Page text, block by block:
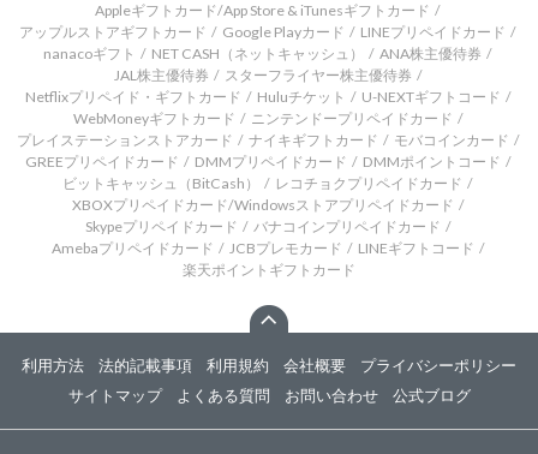
Appleギフトカード/App Store & iTunesギフトカード
アップルストアギフトカード
Google Playカード
LINEプリペイドカード
nanacoギフト
NET CASH（ネットキャッシュ）
ANA株主優待券
JAL株主優待券
スターフライヤー株主優待券
Netflixプリペイド・ギフトカード
Huluチケット
U-NEXTギフトコード
WebMoneyギフトカード
ニンテンドープリペイドカード
プレイステーションストアカード
ナイキギフトカード
モバコインカード
GREEプリペイドカード
DMMプリペイドカード
DMMポイントコード
ビットキャッシュ（BitCash）
レコチョクプリペイドカード
XBOXプリペイドカード/Windowsストアプリペイドカード
Skypeプリペイドカード
バナコインプリペイドカード
Amebaプリペイドカード
JCBプレモカード
LINEギフトコード
楽天ポイントギフトカード
利用方法 法的記載事項 利用規約 会社概要
プライバシーポリシー
サイトマップ
よくある質問 お問い合わせ 公式ブログ